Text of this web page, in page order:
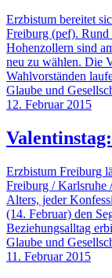
Erzbistum bereitet
Freiburg (pef).
Hohenzollern sind
neu zu wählen. Die
Wahlvorständen
Glaube und
12. Februar 2015
Erzbistum Freiburg
Freiburg / Karlsruhe
Alters, jeder
(14. Februar) den
Beziehungsalltag
Glaube und
11. Februar 2015